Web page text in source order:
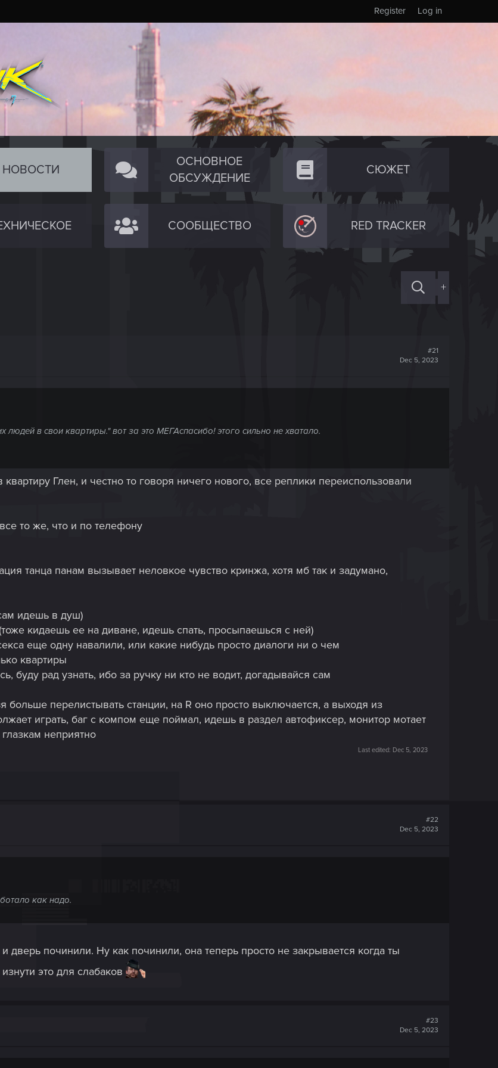
Log in
Register
НОВОСТИ
ОСНОВНОЕ
ОБСУЖДЕНИЕ
СЮЖЕТ
СООБЩЕСТВО RED TRACKER
+
#21
Dec 5, 2023
в свои квартиры." вот за это МЕГАспасибо! этого сильно не хватало.
Глен, и честно то говоря ничего нового, все реплики переиспользовали
то же, что и по телефону
танца панам вызывает неловкое чувство кринжа, хотя мб так и задумано,
идешь в душ)
кидаешь ее на диване, идешь спать, просыпаешься с ней)
еще одну навалили, или какие нибудь просто диалоги ни о чем
квартиры
буду рад узнать, ибо за ручку ни кто не водит, догадывайся сам
больше перелистывать станции, на R оно просто выключается, а выходя из
играть, баг с компом еще поймал, идешь в раздел автофиксер, монитор мотает
неприятно
Last edited: Dec 5, 2023
#22
Dec 5, 2023
как надо.
дверь починили. Ну как починили, она теперь просто не закрывается когда ты
это для слабаков
#23
Dec 5, 2023